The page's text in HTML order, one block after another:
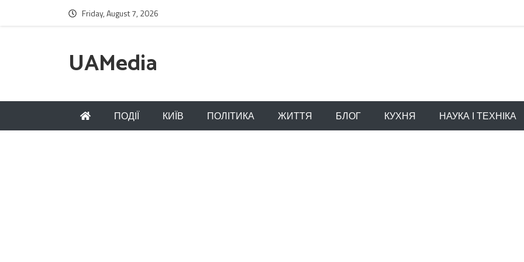
Friday, August 7, 2026
UAMedia
ПОДІЇ КИЇВ ПОЛІТИКА ЖИТТЯ БЛОГ КУХНЯ НАУКА І ТЕХНІКА